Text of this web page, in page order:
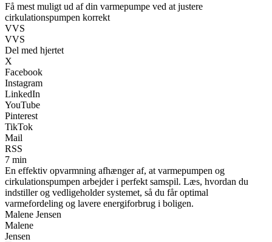
Få mest muligt ud af din varmepumpe ved at justere
cirkulationspumpen korrekt
VVS
VVS
Del med hjertet
X
Facebook
Instagram
LinkedIn
YouTube
Pinterest
TikTok
Mail
RSS
7 min
En effektiv opvarmning afhænger af, at varmepumpen og
cirkulationspumpen arbejder i perfekt samspil. Læs, hvordan du
indstiller og vedligeholder systemet, så du får optimal
varmefordeling og lavere energiforbrug i boligen.
Malene Jensen
Malene
Jensen